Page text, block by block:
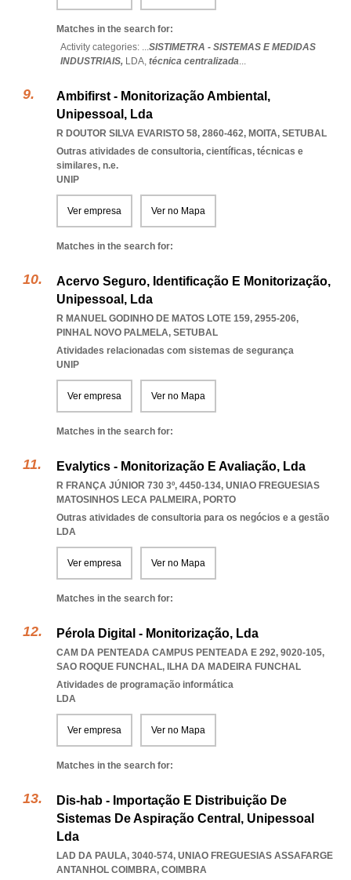
Matches in the search for:
Activity categories: ...SISTIMETRA - SISTEMAS E MEDIDAS
INDUSTRIAIS, LDA, técnica centralizada...
Ambifirst - Monitorização Ambiental,
Unipessoal, Lda
R DOUTOR SILVA EVARISTO 58, 2860-462, MOITA, SETUBAL
Outras atividades de consultoria, científicas, técnicas e
similares, n.e.
UNIP
Ver empresa Ver no Mapa
Matches in the search for:
Acervo Seguro, Identificação E Monitorização,
Unipessoal, Lda
R MANUEL GODINHO DE MATOS LOTE 159, 2955-206,
PINHAL NOVO PALMELA, SETUBAL
Atividades relacionadas com sistemas de segurança
UNIP
Ver empresa Ver no Mapa
Matches in the search for:
Evalytics - Monitorização E Avaliação, Lda
R FRANÇA JÚNIOR 730 3º, 4450-134, UNIAO FREGUESIAS
MATOSINHOS LECA PALMEIRA, PORTO
Outras atividades de consultoria para os negócios e a gestão
LDA
Ver empresa Ver no Mapa
Matches in the search for:
Pérola Digital - Monitorização, Lda
CAM DA PENTEADA CAMPUS PENTEADA E 292, 9020-105,
SAO ROQUE FUNCHAL, ILHA DA MADEIRA FUNCHAL
Atividades de programação informática
LDA
Ver empresa Ver no Mapa
Matches in the search for:
Dis-hab - Importação E Distribuição De
Sistemas De Aspiração Central, Unipessoal
Lda
LAD DA PAULA, 3040-574, UNIAO FREGUESIAS ASSAFARGE
ANTANHOL COIMBRA, COIMBRA